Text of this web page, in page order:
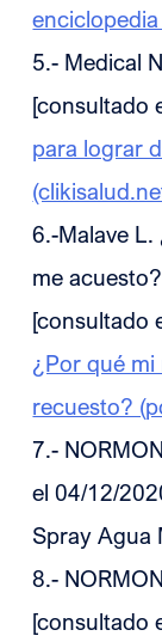
5.- Medical
[consultado
para lograr
6.-Malave
me
[consultado
¿Por qué
recuesto?
7.-
el 04/12/
Spray Agua
8.-
[consultado